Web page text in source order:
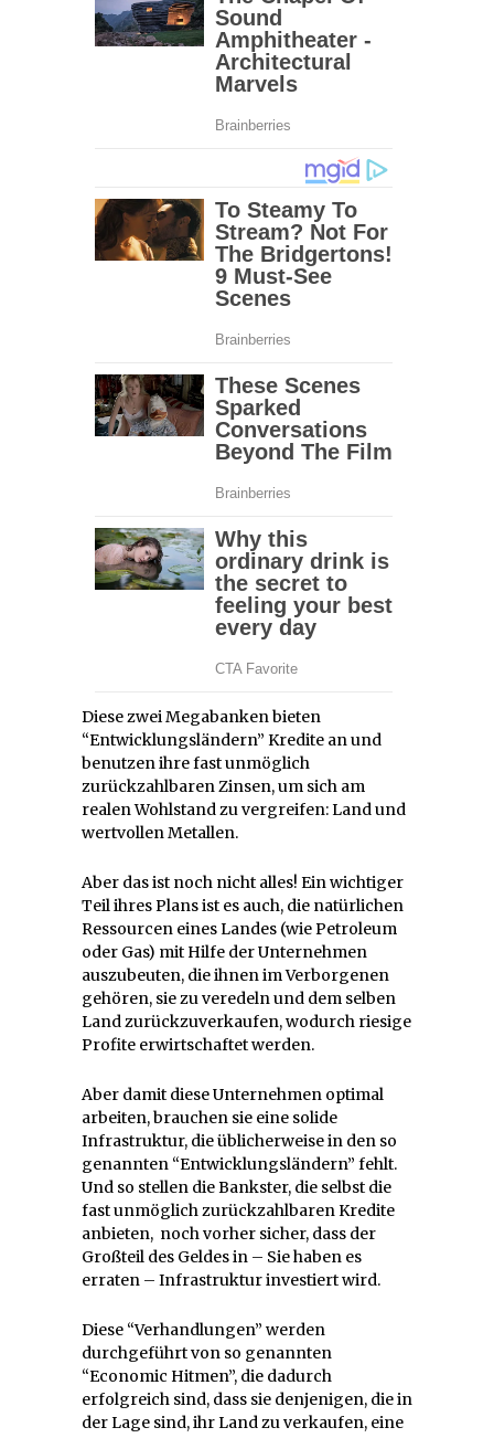
Diese zwei Megabanken bieten
“Entwicklungsländern” Kredite an und
benutzen ihre fast unmöglich
zurückzahlbaren Zinsen, um sich am
realen Wohlstand zu vergreifen: Land und
wertvollen Metallen.
Aber das ist noch nicht alles! Ein wichtiger
Teil ihres Plans ist es auch, die natürlichen
Ressourcen eines Landes (wie Petroleum
oder Gas) mit Hilfe der Unternehmen
auszubeuten, die ihnen im Verborgenen
gehören, sie zu veredeln und dem selben
Land zurückzuverkaufen, wodurch riesige
Profite erwirtschaftet werden.
Aber damit diese Unternehmen optimal
arbeiten, brauchen sie eine solide
Infrastruktur, die üblicherweise in den so
genannten “Entwicklungsländern” fehlt.
Und so stellen die Bankster, die selbst die
fast unmöglich zurückzahlbaren Kredite
anbieten, noch vorher sicher, dass der
Großteil des Geldes in – Sie haben es
erraten – Infrastruktur investiert wird.
Diese “Verhandlungen” werden
durchgeführt von so genannten
“Economic Hitmen”, die dadurch
erfolgreich sind, dass sie denjenigen, die in
der Lage sind, ihr Land zu verkaufen, eine